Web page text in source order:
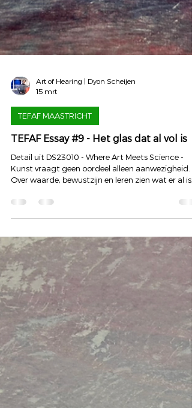
Art of Hearing | Dyon Scheijen
TEFAF MAASTRICHT
TEFAF Essay #9 - Het glas dat al vol is
Detail uit DS23010 - Where Art Meets Science -
Kunst vraagt geen oordeel alleen aanwezigheid.
Over waarde, bewustzijn en leren zien wat er al is
Dit blog maakt deel uit van een reeks die
tijdens de tentoonstelling van het tweeluik
DS23010 in de etalage van Bart Hauben
tijdens TEFAF Maastricht. In deze serie onderzoek
wat het betekent om werkelijk te kijken, te
en elkaar te ontmoeten, voorbij geluid, voorbij
oordeel, in kleur. Het glas dat al v